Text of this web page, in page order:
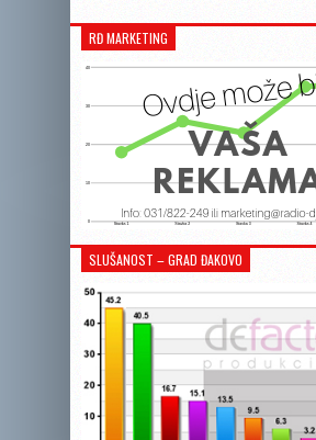
RĐ MARKETING
SLUŠANOST – GRAD ĐAKOVO